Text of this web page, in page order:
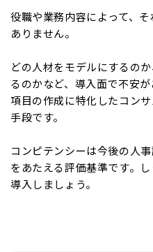
役職や業務内容によって、
ありません。
どの人材をモデルにするの
るのかなど、導入面で不安
項目の作成に特化したコン
手段です。
コンピテンシーは今後の人
をあたえる評価基準です。
導入しましょう。